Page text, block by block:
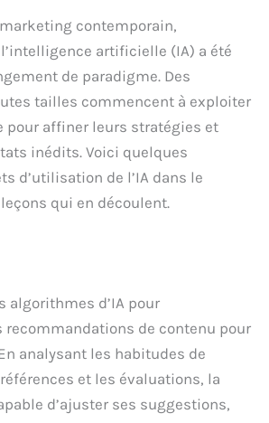
contemporain,
artificielle (IA) a été
de paradigme. Des
tailles commencent à exploiter
pour affiner leurs stratégies et
inédits. Voici quelques
d’utilisation de l’IA dans le
qui en découlent.
algorithmes d’IA pour
recommandations de contenu pour
analysant les habitudes de
et les évaluations, la
d’ajuster ses suggestions,